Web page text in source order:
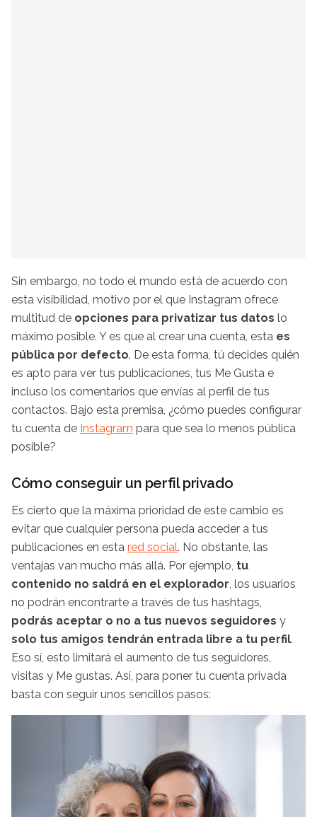
Sin embargo, no todo el mundo está de acuerdo con
esta visibilidad, motivo por el que Instagram ofrece
multitud de opciones para privatizar tus datos lo
máximo posible. Y es que al crear una cuenta, esta es
pública por defecto. De esta forma, tú decides quién
es apto para ver tus publicaciones, tus Me Gusta e
incluso los comentarios que envías al perfil de tus
contactos. Bajo esta premisa, ¿cómo puedes configurar
tu cuenta de Instagram para que sea lo menos pública
posible?
Cómo conseguir un perfil privado
Es cierto que la máxima prioridad de este cambio es
evitar que cualquier persona pueda acceder a tus
publicaciones en esta red social. No obstante, las
ventajas van mucho más allá. Por ejemplo, tu
contenido no saldrá en el explorador, los usuarios
no podrán encontrarte a través de tus hashtags,
podrás aceptar o no a tus nuevos seguidores y
solo tus amigos tendrán entrada libre a tu perfil.
Eso sí, esto limitará el aumento de tus seguidores,
visitas y Me gustas. Así, para poner tu cuenta privada
basta con seguir unos sencillos pasos: